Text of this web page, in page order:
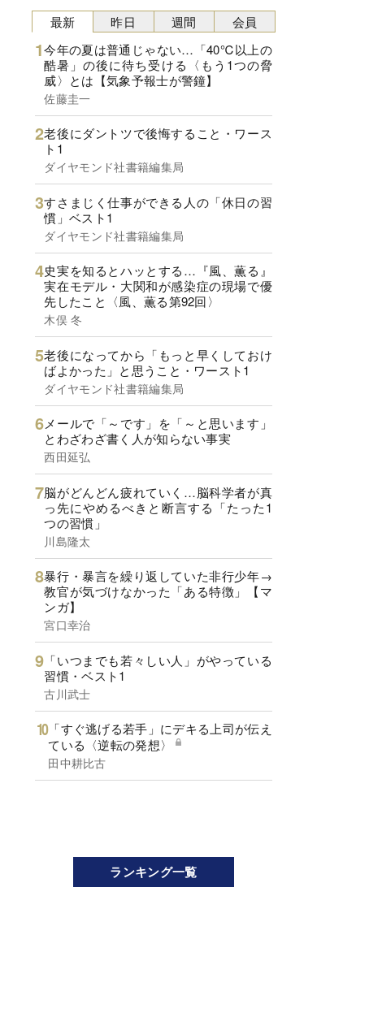
最新
今年の夏は普通じゃない…「40℃以上の
酷暑」の後に待ち受ける〈もう1つの脅
威〉とは【気象予報士が警鐘】
佐藤圭一
老後にダントツで後悔すること・ワース
ト1
ダイヤモンド社書籍編集局
すさまじく仕事ができる人の「休日の習
慣」ベスト1
ダイヤモンド社書籍編集局
史実を知るとハッとする…『風、薫る』
実在モデル・大関和が感染症の現場で優
先したこと〈風、薫る第92回〉
木俣 冬
老後になってから「もっと早くしておけ
ばよかった」と思うこと・ワースト1
ダイヤモンド社書籍編集局
メールで「～です」を「～と思います」
とわざわざ書く人が知らない事実
西田延弘
脳がどんどん疲れていく…脳科学者が真
っ先にやめるべきと断言する「たった1
つの習慣」
川島隆太
暴行・暴言を繰り返していた非行少年→
教官が気づけなかった「ある特徴」【マ
ンガ】
宮口幸治
「いつまでも若々しい人」がやっている
習慣・ベスト1
古川武士
「すぐ逃げる若手」にデキる上司が伝え
ている〈逆転の発想〉
田中耕比古
昨日 週間 会員
ランキング一覧